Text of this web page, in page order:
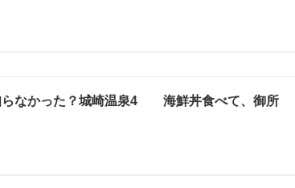
らなかった？城崎温泉4 海鮮丼食べて、御所